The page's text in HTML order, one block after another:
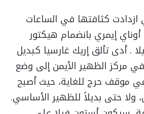
ازدادت كثافتها في الساعات
إيمري بانضمام هيكتور
. أدى تألق إريك غارسيا كبديل
مركز الظهير الأيمن إلى وضع
في موقف حرج للغاية، حيث أصبح
ولا حتى بديلاً للظهير الأساسي.